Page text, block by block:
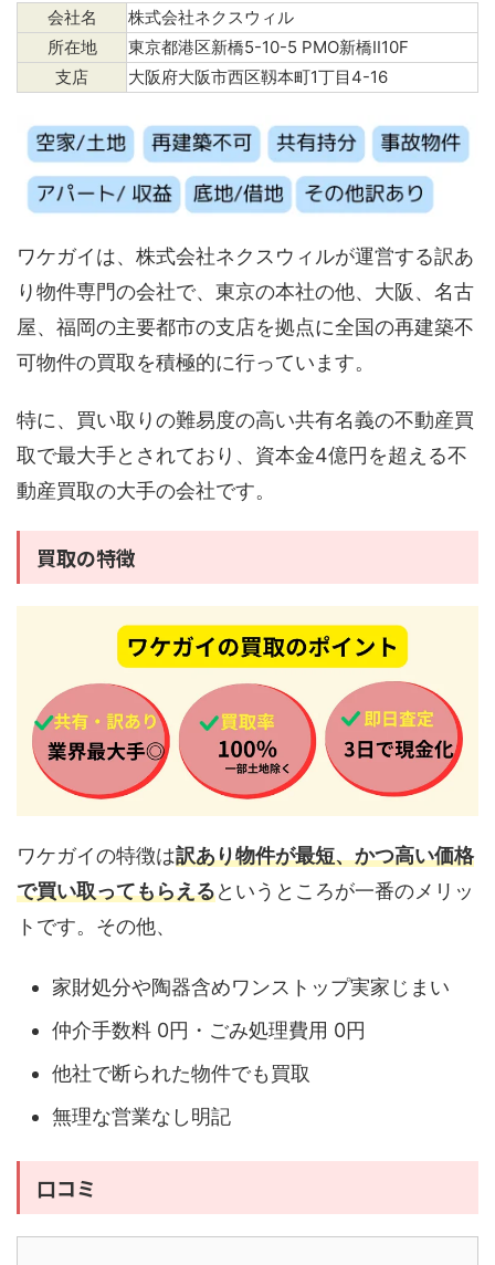
会社名
株式会社ネクスウィル
所在地
東京都港区新橋5-10-5 PMO新橋Ⅱ10F
支店
大阪府大阪市西区靱本町1丁目4-16
ワケガイは、株式会社ネクスウィルが運営する訳あ
り物件専門の会社で、東京の本社の他、大阪、名古
屋、福岡の主要都市の支店を拠点に全国の再建築不
可物件の買取を積極的に行っています。
特に、買い取りの難易度の高い共有名義の不動産買
取で最大手とされており、資本金4億円を超える不
動産買取の大手の会社です。
買取の特徴
ワケガイの特徴は訳あり物件が最短、かつ高い価格
で買い取ってもらえるというところが一番のメリッ
トです。その他、
家財処分や陶器含めワンストップ実家じまい
仲介手数料 0円・ごみ処理費用 0円
他社で断られた物件でも買取
無理な営業なし明記
口コミ